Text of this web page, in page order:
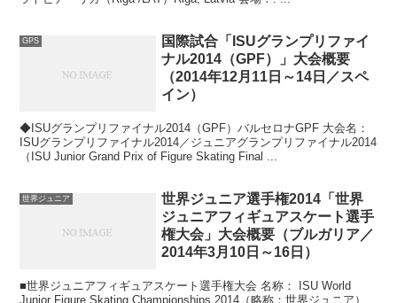
GPS
国際試合「ISUグランプリファイ
ナル2014（GPF）」大会概要
（2014年12月11日～14日／スペ
イン）
◆ISUグランプリファイナル2014（GPF）バルセロナGPF 大会名：
ISUグランプリファイナル2014／ジュニアグランプリファイナル2014
（ISU Junior Grand Prix of Figure Skating Final ...
世界ジュニア
世界ジュニア選手権2014「世界
ジュニアフィギュアスケート選手
権大会」大会概要（ブルガリア／
2014年3月10日～16日）
■世界ジュニアフィギュアスケート選手権大会 名称： ISU World
Junior Figure Skating Championships 2014（略称：世界ジュニア）